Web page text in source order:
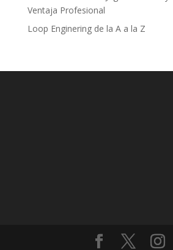
Ventaja Profesional
Loop Enginering de la A a la Z